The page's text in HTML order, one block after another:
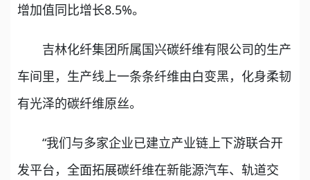
增加值同比增长8.5%。
吉林化纤集团所属国兴碳纤维有限公司的生产
车间里，生产线上一条条纤维由白变黑，化身柔韧
有光泽的碳纤维原丝。
“我们与多家企业已建立产业链上下游联合开
发平台，全面拓展碳纤维在新能源汽车、轨道交